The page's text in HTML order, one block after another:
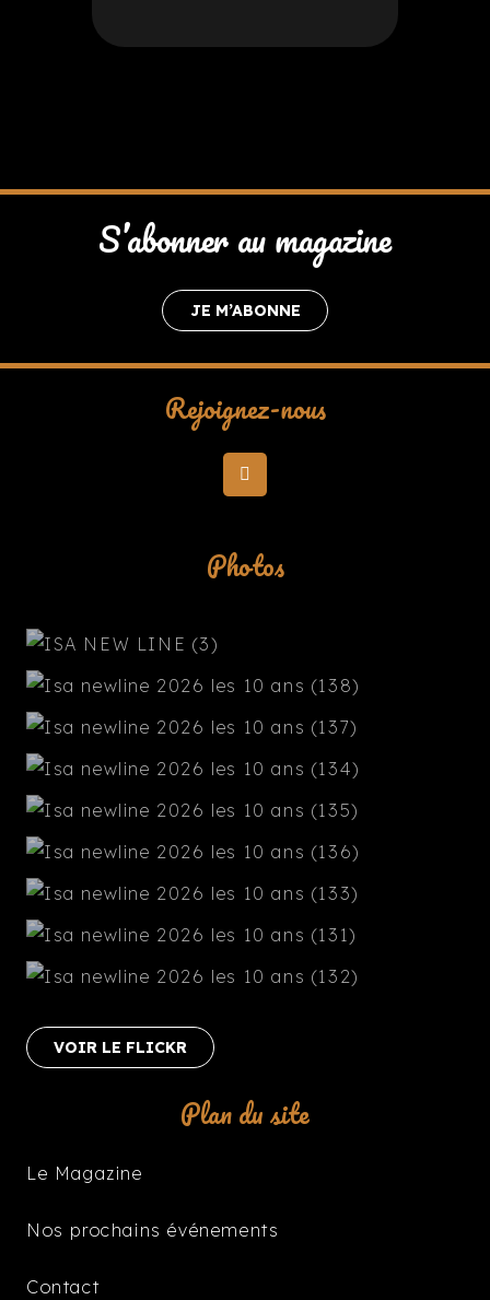
S’abonner au magazine
JE M’ABONNE
Rejoignez-nous
Photos
VOIR LE FLICKR
Plan du site
Le Magazine
Nos prochains événements
Contact